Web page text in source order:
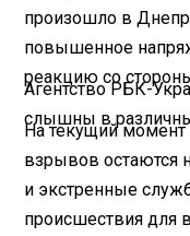
произошло в
повышенное
реакцию со
Агентство РБК-
слышны в
На текущий момент
взрывов остаются
и экстренные
происшествия для